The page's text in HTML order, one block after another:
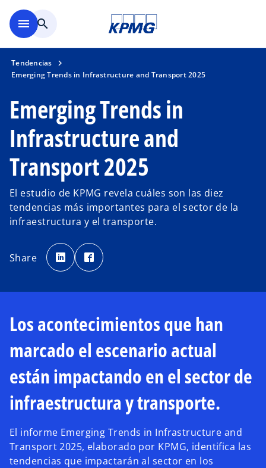
menu search
Tendencias
Emerging Trends in Infrastructure and Transport 2025
Emerging Trends in
Infrastructure and
Transport 2025
El estudio de KPMG revela cuáles son las diez
tendencias más importantes para el sector de la
infraestructura y el transporte.
Share e
a
b
a
p
e
n
u
e
a
e
a
p
e
t
a
ñ
n
u
a
Los acontecimientos que han
marcado el escenario actual
están impactando en el sector de
infraestructura y transporte.
El informe Emerging Trends in Infrastructure and
Transport 2025, elaborado por KPMG, identifica las
tendencias que impactarán al sector en los